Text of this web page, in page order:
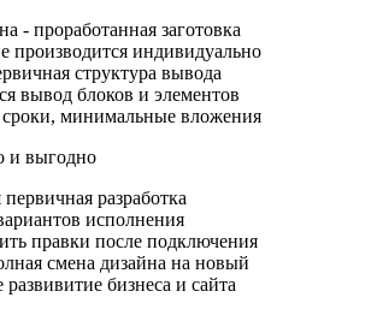
- проработанная заготовка
производится индивидуально
структура вывода
вывод блоков и элементов
минимальные вложения
и выгодно
первичная разработка
исполнения
правки после подключения
смена дизайна на новый
бизнеса и сайта